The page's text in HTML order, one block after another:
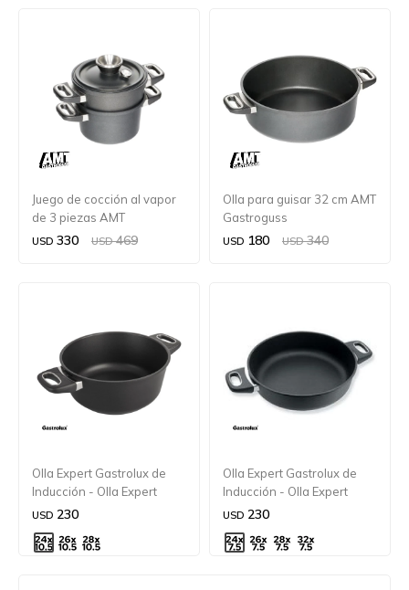
Juego de cocción al vapor
de 3 piezas AMT
Gastroguss
USD 330 USD 469
Olla para guisar 32 cm AMT
Gastroguss
USD 180 USD 340
Olla Expert Gastrolux de
Inducción - Olla Expert
Gastrolux de Inducción
USD 230
Olla Expert Gastrolux de
Inducción - Olla Expert
Gastrolux de Inducción
USD 230